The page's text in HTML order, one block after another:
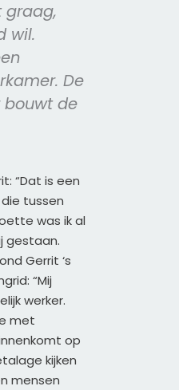
graag,
wil.
De
de
“Dat is een
tussen
was ik al
gestaan.
Gerrit ‘s
“Mij
werker.
met
op
kijken
mensen